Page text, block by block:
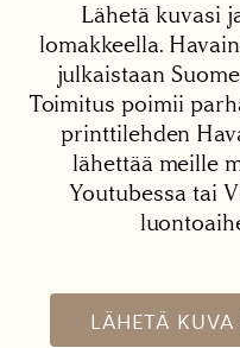
Lähetä kuvasi
lomakkeella.
julkaistaan
Toimitus poimii
printtilehden
lähettää meille
Youtubessa tai
LÄHETÄ